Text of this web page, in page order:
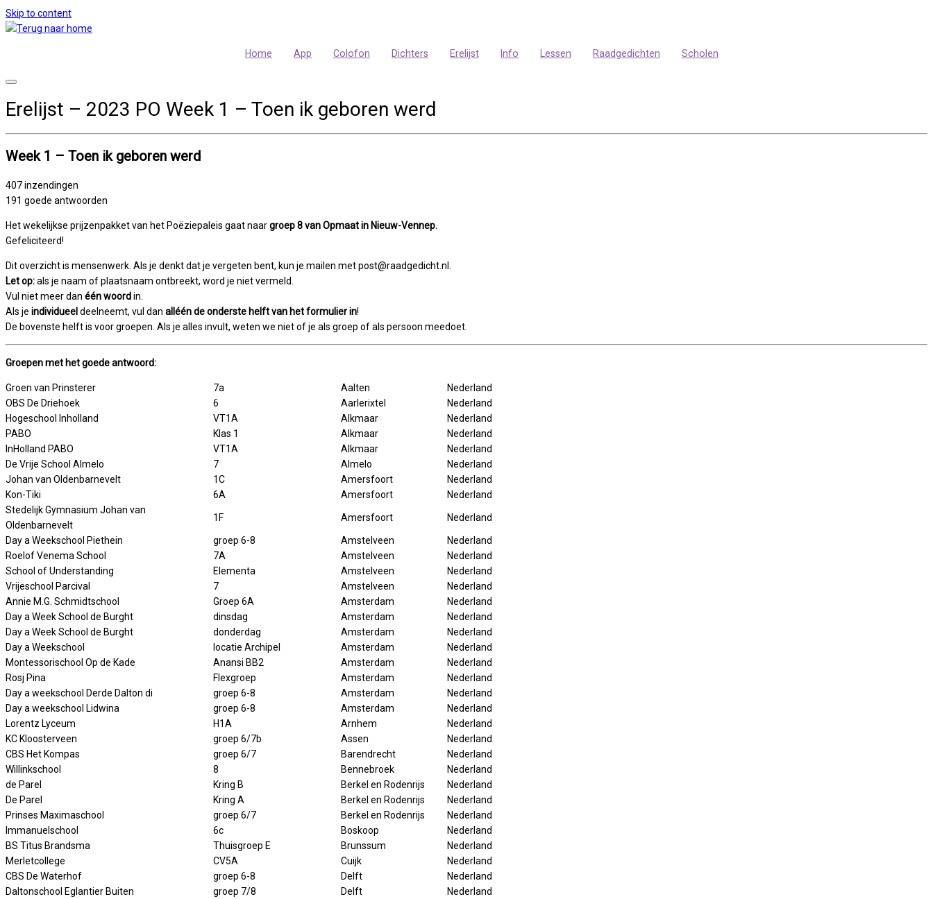
Skip to content
Home App Colofon Dichters Erelijst Info Lessen Raadgedichten Scholen
Erelijst – 2023 PO Week 1 – Toen ik geboren werd
Week 1 – Toen ik geboren werd
407 inzendingen
191 goede antwoorden
Het wekelijkse prijzenpakket van het Poëziepaleis gaat naargroep 8 van Opmaat in Nieuw-Vennep.
Gefeliciteerd!
Dit overzicht is mensenwerk. Als je denkt dat je vergeten bent, kun je mailen met post@raadgedicht.nl.
Let op:als je naam of plaatsnaam ontbreekt, word je niet vermeld.
Vul niet meer dan één woordin.
Als je individueel deelneemt, vul dan alléén de onderste helft van het formulier in!
De bovenste helft is voor groepen. Als je alles invult, weten we niet of je als groep of als persoon meedoet.
Groepen met het goede antwoord:
Groen van Prinsterer 7a Aalten
Nederland
OBS De Driehoek
6 Aarlerixtel
Nederland
Hogeschool Inholland
VT1A Alkmaar
Nederland
PABO
Klas 1 Alkmaar
Nederland
InHolland PABO
VT1A Alkmaar
Nederland
De Vrije School Almelo
7 Almelo
Nederland
Johan van Oldenbarnevelt
1C Amersfoort
Nederland
Kon-Tiki
6A Amersfoort
Nederland
Stedelijk Gymnasium Johan van
Oldenbarnevelt
1F Amersfoort Nederland
Day a Weekschool Piethein groep 6-8 Amstelveen
Nederland
Roelof Venema School
7A Amstelveen
Nederland
School of Understanding
Elementa Amstelveen
Nederland
Vrijeschool Parcival
7 Amstelveen
Nederland
Annie M.G. Schmidtschool
Groep 6A Amsterdam
Nederland
Day a Week School de Burght
dinsdag Amsterdam
Nederland
Day a Week School de Burght
donderdag Amsterdam
Nederland
Day a Weekschool
locatie Archipel Amsterdam
Nederland
Montessorischool Op de Kade
Anansi BB2 Amsterdam
Nederland
Rosj Pina
Flexgroep Amsterdam
Nederland
Day a weekschool Derde Dalton di
groep 6-8 Amsterdam
Nederland
Day a weekschool Lidwina
groep 6-8 Amsterdam
Nederland
Lorentz Lyceum
H1A Arnhem
Nederland
KC Kloosterveen
groep 6/7b Assen
Nederland
CBS Het Kompas
groep 6/7 Barendrecht
Nederland
Willinkschool
8 Bennebroek
Nederland
de Parel
Kring B Berkel en Rodenrijs
Nederland
De Parel
Kring A Berkel en Rodenrijs
Nederland
Prinses Maximaschool
groep 6/7 Berkel en Rodenrijs
Nederland
Immanuelschool
6c Boskoop
Nederland
BS Titus Brandsma
Thuisgroep E Brunssum
Nederland
Merletcollege
CV5A Cuijk
Nederland
CBS De Waterhof
groep 6-8 Delft
Nederland
Daltonschool Eglantier Buiten
groep 7/8 Delft
Nederland